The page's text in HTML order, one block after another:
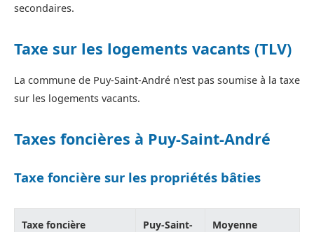
secondaires.
Taxe sur les logements vacants (TLV)
La commune de Puy-Saint-André n'est pas soumise à la taxe
sur les logements vacants.
Taxes foncières à Puy-Saint-André
Taxe foncière sur les propriétés bâties
Taxe foncière
Puy-Saint-
Moyenne